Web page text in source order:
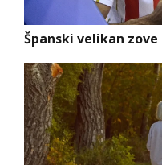
Španski velikan